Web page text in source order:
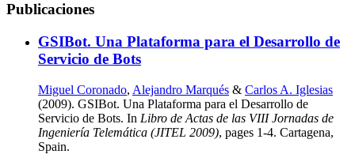
Publicaciones
GSIBot. Una Plataforma para el Desarrollo de
Servicio de Bots
Miguel Coronado, Alejandro Marqués & Carlos A. Iglesias
(2009). GSIBot. Una Plataforma para el Desarrollo de
Servicio de Bots. In Libro de Actas de las VIII Jornadas de
Ingeniería Telemática (JITEL 2009), pages 1-4. Cartagena,
Spain.